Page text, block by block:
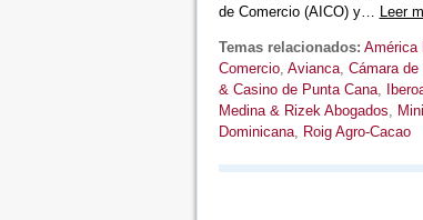
de Comercio (AICO) y… Leer
Temas relacionados: América
Comercio, Avianca, Cámara
& Casino de Punta Cana,
Medina & Rizek Abogados,
Dominicana, Roig Agro-Cacao